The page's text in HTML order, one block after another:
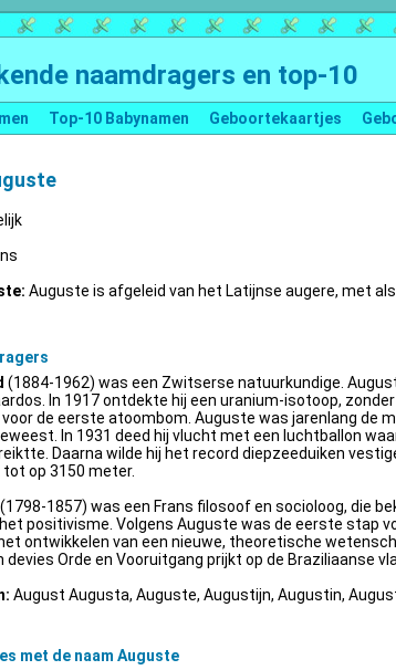
naamdragers en top-10
Top-10 Babynamen Geboortekaartjes
Auguste is afgeleid van het Latijnse augere, met
(1884-1962) was een Zwitserse natuurkundige.
In 1917 ontdekte hij een uranium-isotoop,
de eerste atoombom. Auguste was jarenlang de
In 1931 deed hij vlucht met een luchtballon
Daarna wilde hij het record diepzeeduiken
op 3150 meter.
1857) was een Frans filosoof en socioloog, die
positivisme. Volgens Auguste was de eerste stap
ontwikkelen van een nieuwe, theoretische
devies Orde en Vooruitgang prijkt op de Braziliaanse
August Augusta, Auguste, Augustijn, Augustin,
met de naam Auguste